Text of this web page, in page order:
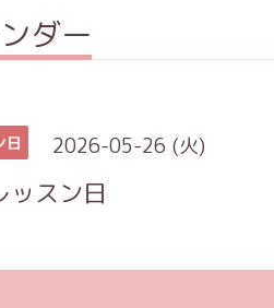
ダー
日 2026-05-26 (火)
ッスン日